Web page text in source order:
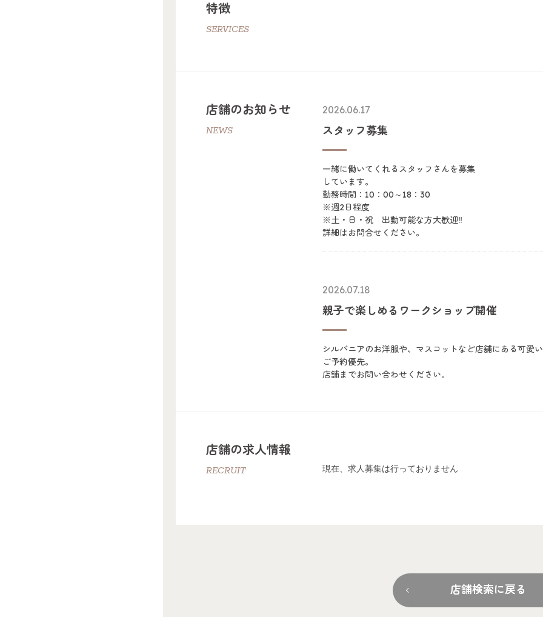
特徴
SERVICES
店舗のお知らせ
NEWS
2026.06.17
スタッフ募集
一緒に働いてくれるスタッフさんを募集
しています。
勤務時間：10：00～18：30
※週2日程度
※土・日・祝 出勤可能な方大歓迎‼
詳細はお問合せください。
2026.07.18
親子で楽しめるワークショップ開催
シルバニアのお洋服や、マスコットなど店舗にある可愛
ご予約優先。
店舗までお問い合わせください。
店舗の求人情報
RECRUIT 現在、求人募集は行っておりません
店舗検索に戻る